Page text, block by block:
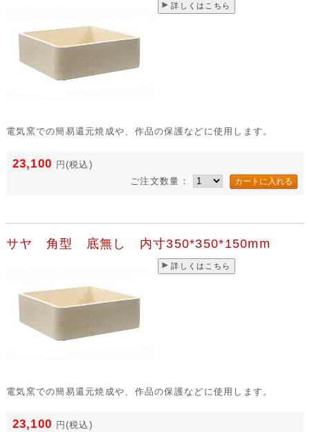
詳しくはこちら
電気窯での簡易還元焼成や、作品の保護などに使用します。
23,100 円 (税込)
ご注文数量：
サヤ 角型 底無し 内寸350*350*150mm
詳しくはこちら
電気窯での簡易還元焼成や、作品の保護などに使用します。
23,100 円 (税込)